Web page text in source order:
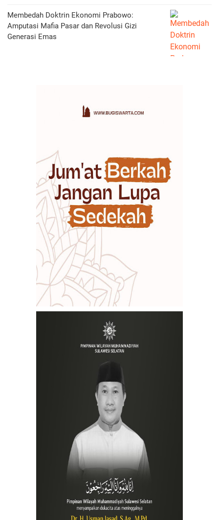
Membedah Doktrin Ekonomi Prabowo:
Amputasi Mafia Pasar dan Revolusi Gizi
Generasi Emas